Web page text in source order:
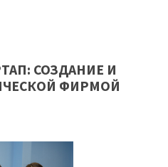
СОЗДАНИЕ И
ФИРМОЙ